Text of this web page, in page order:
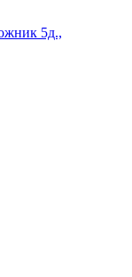
5д.,